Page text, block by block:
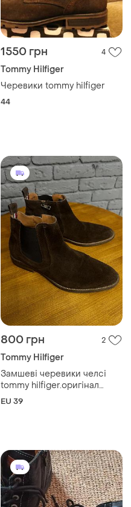
1550 грн 4
Tommy Hilfiger
Черевики tommy hilfiger
44
800 грн 2
Tommy Hilfiger
Замшеві черевики челсі
tommy hilfiger.оригінал
(25,5см))
EU 39